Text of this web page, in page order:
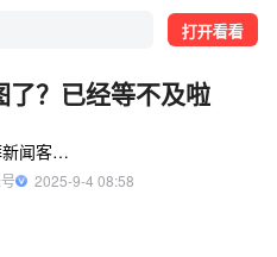
打开看看
？已经等不及啦
澎湃新闻客户端
  2025-9-4 08:58